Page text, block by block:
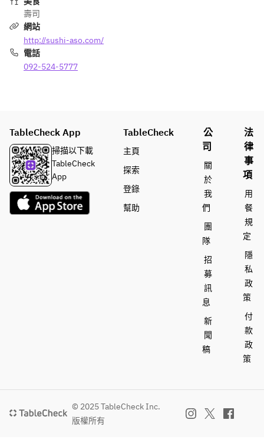
Please
note:
The
menu
may
change
Beverag
es are
all-
inclusiv
e.
壽司
網站
http://sushi-aso.com/
電話
092-524-5777
TableCheck App
掃描以下載
TableCheck
App
TableCheck
主頁
探索
登錄
幫助
公
司
關
於
我
們
團
隊
招
募
訊
息
新
聞
稿
法
律
事
項
用
餐
規
定
隱
私
政
策
付
款
政
策
© 2025 TableCheck Inc.
版權所有